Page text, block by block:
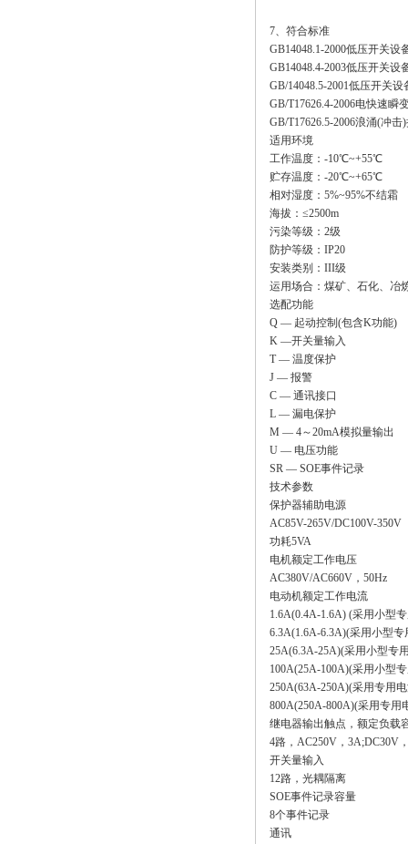
7、符合标准
GB14048.1-2000低压开关设
GB14048.4-2003低压开关
GB/14048.5-2001低压开关
GB/T17626.4-2006电快速瞬
GB/T17626.5-2006浪涌(冲击
适用环境
工作温度：-10℃~+55℃
贮存温度：-20℃~+65℃
相对湿度：5%~95%不结霜
海拔：≤2500m
污染等级：2级
防护等级：IP20
安装类别：III级
运用场合：煤矿、石化、冶
选配功能
Q — 起动控制(包含K功能)
K —开关量输入
T — 温度保护
J — 报警
C — 通讯接口
L — 漏电保护
M — 4～20mA模拟量输出
U — 电压功能
SR — SOE事件记录
技术参数
保护器辅助电源
AC85V-265V/DC100V-350V
功耗5VA
电机额定工作电压
AC380V/AC660V，50Hz
电动机额定工作电流
1.6A(0.4A-1.6A) (采用小型
6.3A(1.6A-6.3A)(采用小型
25A(6.3A-25A)(采用小型专
100A(25A-100A)(采用小型
250A(63A-250A)(采用专用
800A(250A-800A)(采用专用
继电器输出触点，额定负载
4路，AC250V，3A;DC30V
开关量输入
12路，光耦隔离
SOE事件记录容量
8个事件记录
通讯